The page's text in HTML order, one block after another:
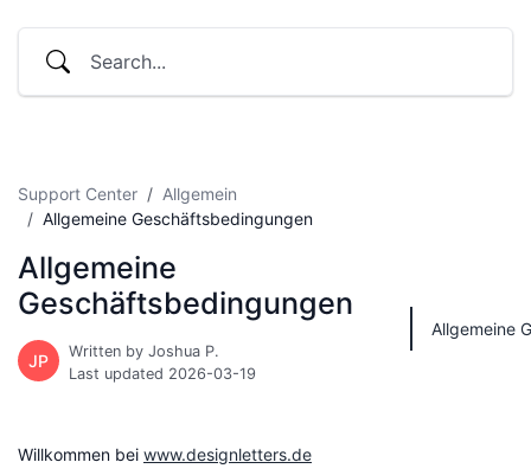
Support Center
Allgemein
Allgemeine Geschäftsbedingungen
Allgemeine
Geschäftsbedingungen
JP
Written by Joshua P.
Last updated 2026-03-19
Willkommen bei www.designletters.de
Allgemeine